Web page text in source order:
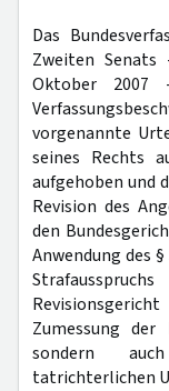
Das
Zweiten
Oktober 2007
vorgenannte
seines Rechts
aufgehoben und
Revision des
den
Anwendung des §
Zumessung
sondern
tatrichterlichen